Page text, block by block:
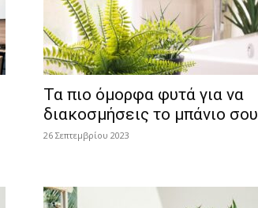
Τα πιο όμορφα φυτά για να
διακοσμήσεις το μπάνιο σου
26 Σεπτεμβρίου 2023